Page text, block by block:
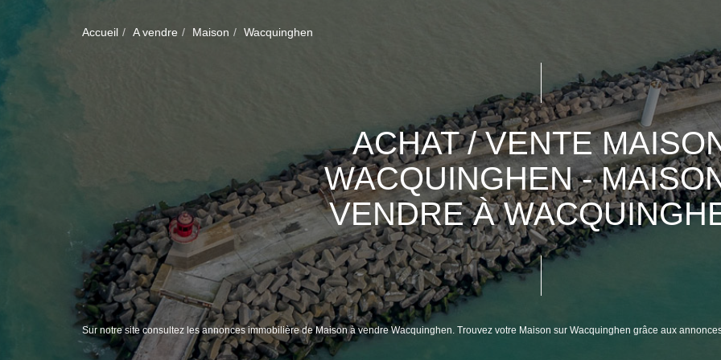
Accueil A vendre Maison Wacquinghen
ACHAT / VENTE
WACQUINGHEN -
VENDRE À
Sur notre site consultez les annonces immobilière de Maison à vendre Wacquinghen. Trouvez votre Maison sur Wacquinghen grâce aux